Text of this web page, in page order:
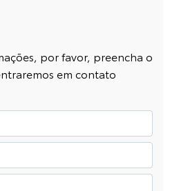
por favor, preencha o
em contato